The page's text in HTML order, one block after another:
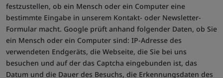
festzustellen, ob ein Mensch oder ein Computer eine
bestimmte Eingabe in unserem Kontakt- oder Newsletter-
Formular macht. Google prüft anhand folgender Daten, ob Sie
ein Mensch oder ein Computer sind: IP-Adresse des
verwendeten Endgeräts, die Webseite, die Sie bei uns
besuchen und auf der das Captcha eingebunden ist, das
Datum und die Dauer des Besuchs, die Erkennungsdaten des